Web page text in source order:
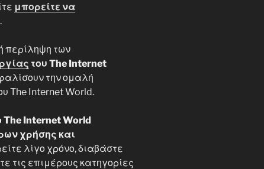
μπορείτε να
περίληψη των
του The Internet
την ομαλή
The Internet World.
Internet World
χρήσης και
λίγο χρόνο, διαβάστε
τις επιμέρους κατηγορίες